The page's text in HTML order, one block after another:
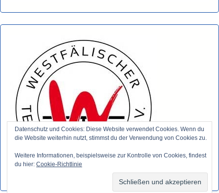
Datenschutz und Cookies: Diese Website verwendet Cookies. Wenn du
die Website weiterhin nutzt, stimmst du der Verwendung von Cookies zu.
Weitere Informationen, beispielsweise zur Kontrolle von Cookies, findest
du hier: Cookie-Richtlinie